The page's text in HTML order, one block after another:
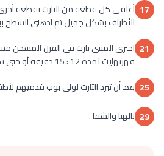
17 أغلقى كل قطعة من التارت بقطعة
الأطراف بشكل جميل ثم ادهنى السطح
21
فهرنهايت لمدة 12 : 15 دقيقة أو حتى تصبح ذهبية اللون .
25 بعد أن تبرد التارت لولى بوب قدميهم
29 بالهنا والشفا .